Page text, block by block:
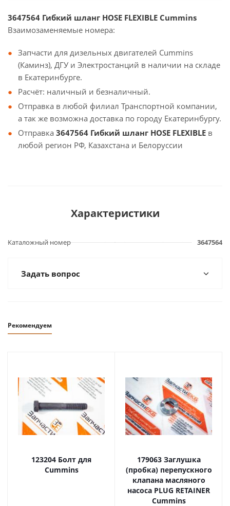
3647564 Гибкий шланг HOSE FLEXIBLE Cummins
Взаимозаменяемые номера:
Запчасти для дизельных двигателей Cummins
(Каминз), ДГУ и Электростанций в наличии на складе
в Екатеринбурге.
Расчёт: наличный и безналичный.
Отправка в любой филиал Транспортной компании,
а так же возможна доставка по городу Екатеринбургу.
Отправка 3647564 Гибкий шланг HOSE FLEXIBLE в
любой регион РФ, Казахстана и Белоруссии
Характеристики
Каталожный номер 3647564
Задать вопрос
Рекомендуем
123204 Болт для
Cummins
179063 Заглушка
(пробка) перепускного
клапана масляного
насоса PLUG RETAINER
Cummins